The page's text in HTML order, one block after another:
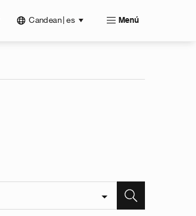
Candean | es Menú